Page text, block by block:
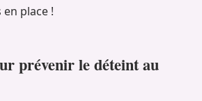
place !
prévenir le déteint au